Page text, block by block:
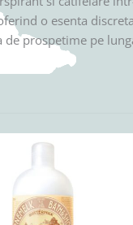
o esenta
prospetime pe